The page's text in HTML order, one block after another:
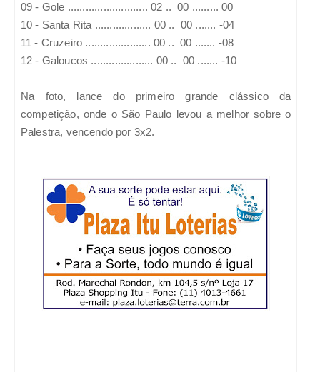
09 - Gole ........................... 02 .. 00 ......... 00
10 - Santa Rita ................... 00 .. 00 ....... -04
11 - Cruzeiro ...................... 00 .. 00 ....... -08
12 - Galoucos ..................... 00 .. 00 ....... -10
Na foto, lance do primeiro grande clássico da
competição, onde o São Paulo levou a melhor sobre o
Palestra, vencendo por 3x2.